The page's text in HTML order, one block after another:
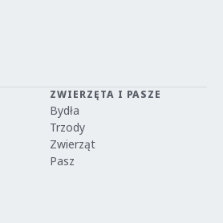
ZWIERZĘTA I PASZE
Bydła
Trzody
Zwierząt
Pasz